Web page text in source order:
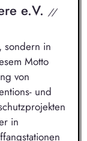
e.V. //
sondern in
Motto
von
und
in